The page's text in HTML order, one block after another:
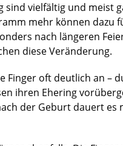
sind vielfältig und meist
mehr können dazu
nach längeren
diese Veränderung.
Finger oft deutlich an –
ihren Ehering
der Geburt dauert es